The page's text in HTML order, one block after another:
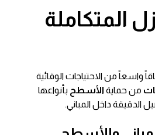
المتكاملة
واسعاً من الاحتياجات الوقائية
من حماية الأسطح بأنواعها
الدقيقة داخل المباني.